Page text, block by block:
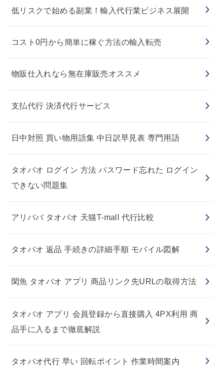
低リスクで始める副業！輸入代行業ビジネス展開
コスト0円から簡単に稼ぐ方法の輸入転売
物販仕入れなら無在庫販売オススメ
支払代行 決済代行サービス
日中対照 買い物用語集 中日訳早見表 専門用語
タオバオ ログイン 方法 パスワード忘れた ログイン
できない問題集
アリババ タオバオ 天猫T-mall 代行比較
タオバオ 返品 手続きの詳細手順 モバイル図解
閑魚 タオバオ アプリ 商品リンク先URLの取得方法
タオバオ アプリ 会員登録から直接購入 4PX利用 商
品手に入るまで徹底解説
タオバオ代行 早い 回転ポイント 作業時間案内